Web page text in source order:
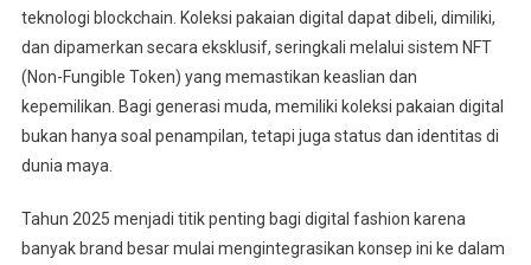
teknologi blockchain. Koleksi pakaian digital dapat dibeli, dimiliki,
dan dipamerkan secara eksklusif, seringkali melalui sistem NFT
(Non-Fungible Token) yang memastikan keaslian dan
kepemilikan. Bagi generasi muda, memiliki koleksi pakaian digital
bukan hanya soal penampilan, tetapi juga status dan identitas di
dunia maya.
Tahun 2025 menjadi titik penting bagi digital fashion karena
banyak brand besar mulai mengintegrasikan konsep ini ke dalam